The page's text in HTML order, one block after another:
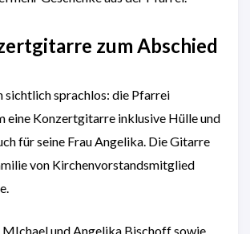
zum Abschied
sichtlich sprachlos: die Pfarrei
eine Konzertgitarre inklusive Hülle und
für seine Frau Angelika. Die Gitarre
von Kirchenvorstandsmitglied